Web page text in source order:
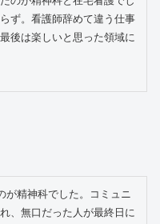
ず。看護師辞めて違う仕事
後は楽しいと思った領域に
が精神科でした。コミュニ
、無口だった人が最終日に